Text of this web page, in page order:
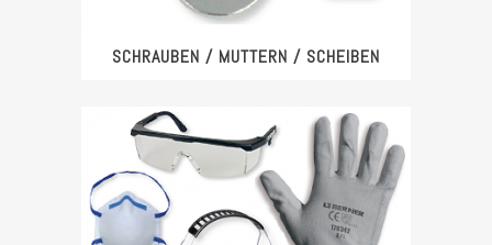
SCHRAUBEN / MUTTERN / SCHEIBEN